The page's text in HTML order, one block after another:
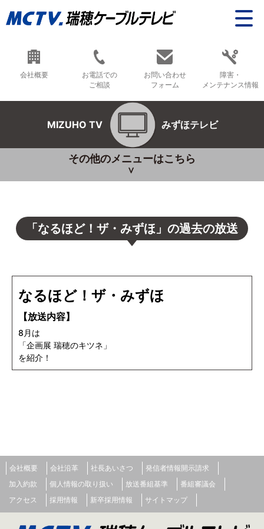
会社概要
お電話での
ご相談
お問い合わせ
フォーム
障害・
メンテナンス情報
MIZUHO TV みずほテレビ
その他のメニューはこちら
「なるほど！ザ・みずほ」の過去の放送
なるほど！ザ・みずほ
【放送内容】
8月は
「企画展 瑞穂のキツネ」
を紹介！
会社概要 会社沿革 社長あいさつ
発信者情報開示請求
加入約款
個人情報の取り扱い 放送番組基準
番組審議会
アクセス
採用情報 新卒採用情報 サイトマップ